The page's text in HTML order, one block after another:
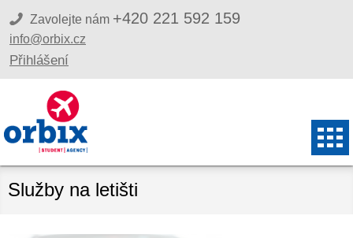
Zavolejte nám +420 221 592 159
info@orbix.cz
Přihlášení
Služby na letišti